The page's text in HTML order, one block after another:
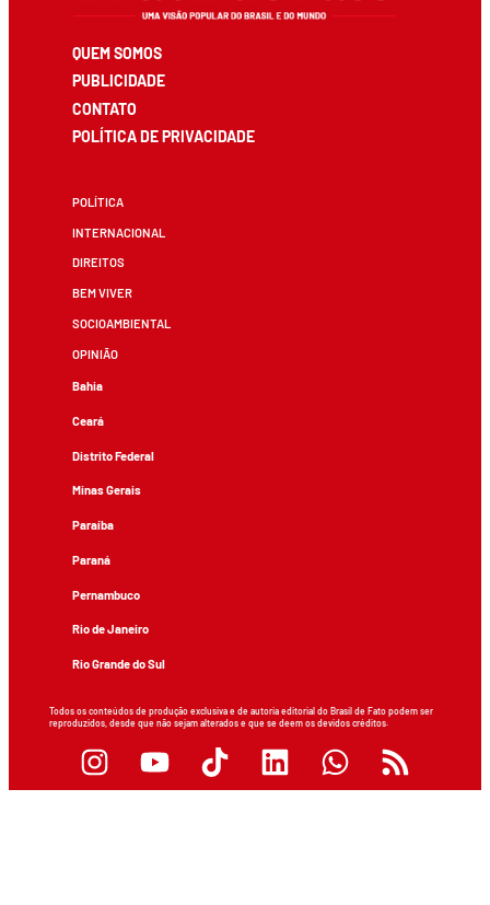
QUEM SOMOS
PUBLICIDADE
CONTATO
POLÍTICA DE PRIVACIDADE
POLÍTICA
INTERNACIONAL
DIREITOS
BEM VIVER
SOCIOAMBIENTAL
OPINIÃO
Bahia
Ceará
Distrito Federal
Minas Gerais
Paraíba
Paraná
Pernambuco
Rio de Janeiro
Rio Grande do Sul
Todos os conteúdos de produção exclusiva e de autoria editorial do Brasil de Fato podem ser
reproduzidos, desde que não sejam alterados e que se deem os devidos créditos.